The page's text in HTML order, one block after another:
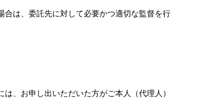
は、委託先に対して必要かつ適切な監督を行
、お申し出いただいた方がご本人（代理人）